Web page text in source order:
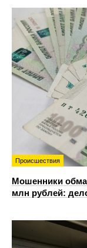
Происшествия
Мошенники
млн рублей: